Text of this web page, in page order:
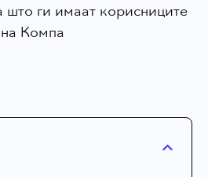
што ги имаат корисниците
на Компа